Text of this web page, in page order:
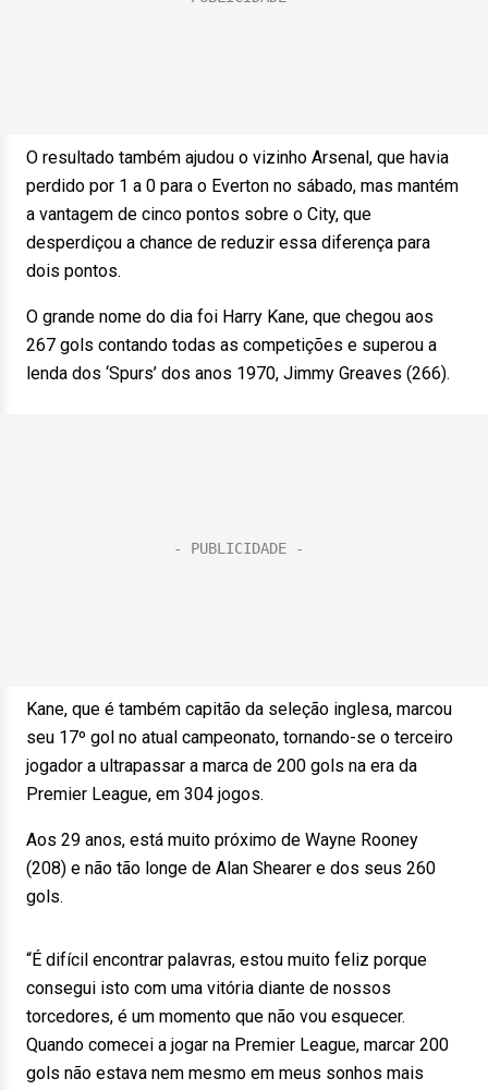
O resultado também ajudou o vizinho Arsenal, que havia
perdido por 1 a 0 para o Everton no sábado, mas mantém
a vantagem de cinco pontos sobre o City, que
desperdiçou a chance de reduzir essa diferença para
dois pontos.
O grande nome do dia foi Harry Kane, que chegou aos
267 gols contando todas as competições e superou a
lenda dos ‘Spurs’ dos anos 1970, Jimmy Greaves (266).
Kane, que é também capitão da seleção inglesa, marcou
seu 17º gol no atual campeonato, tornando-se o terceiro
jogador a ultrapassar a marca de 200 gols na era da
Premier League, em 304 jogos.
Aos 29 anos, está muito próximo de Wayne Rooney
(208) e não tão longe de Alan Shearer e dos seus 260
gols.
“É difícil encontrar palavras, estou muito feliz porque
consegui isto com uma vitória diante de nossos
torcedores, é um momento que não vou esquecer.
Quando comecei a jogar na Premier League, marcar 200
gols não estava nem mesmo em meus sonhos mais